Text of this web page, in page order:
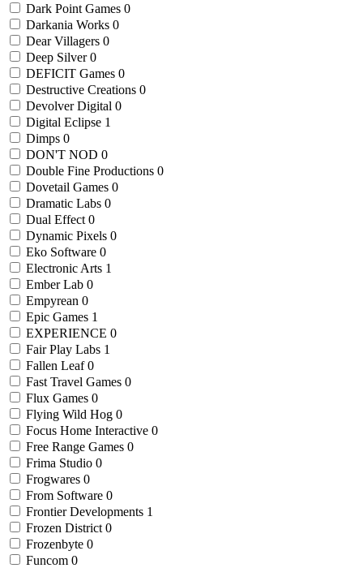
Dark Point Games 0
Darkania Works 0
Dear Villagers 0
Deep Silver 0
DEFICIT Games 0
Destructive Creations 0
Devolver Digital 0
Digital Eclipse 1
Dimps 0
DON'T NOD 0
Double Fine Productions 0
Dovetail Games 0
Dramatic Labs 0
Dual Effect 0
Dynamic Pixels 0
Eko Software 0
Electronic Arts 1
Ember Lab 0
Empyrean 0
Epic Games 1
EXPERIENCE 0
Fair Play Labs 1
Fallen Leaf 0
Fast Travel Games 0
Flux Games 0
Flying Wild Hog 0
Focus Home Interactive 0
Free Range Games 0
Frima Studio 0
Frogwares 0
From Software 0
Frontier Developments 1
Frozen District 0
Frozenbyte 0
Funcom 0